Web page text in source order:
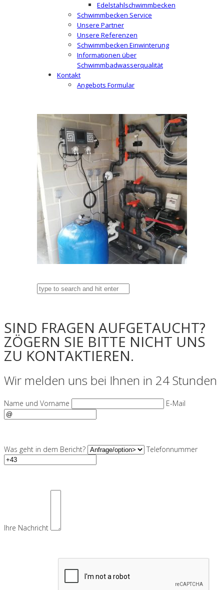
Edelstahlschwimmbecken
Schwimmbecken Service
Unsere Partner
Unsere Referenzen
Schwimmbecken Einwinterung
Informationen über
Schwimmbadwasserqualität
Kontakt
Angebots Formular
SIND FRAGEN AUFGETAUCHT?
ZÖGERN SIE BITTE NICHT UNS
ZU KONTAKTIEREN.
Wir melden uns bei Ihnen in 24 Stunden
Name und Vorname E-Mail
Was geht in dem Bericht? Telefonnummer
Ihre Nachricht